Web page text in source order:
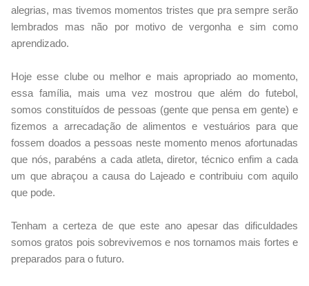
alegrias, mas tivemos momentos tristes que pra sempre serão
lembrados mas não por motivo de vergonha e sim como
aprendizado.
Hoje esse clube ou melhor e mais apropriado ao momento,
essa família, mais uma vez mostrou que além do futebol,
somos constituídos de pessoas (gente que pensa em gente) e
fizemos a arrecadação de alimentos e vestuários para que
fossem doados a pessoas neste momento menos afortunadas
que nós, parabéns a cada atleta, diretor, técnico enfim a cada
um que abraçou a causa do Lajeado e contribuiu com aquilo
que pode.
Tenham a certeza de que este ano apesar das dificuldades
somos gratos pois sobrevivemos e nos tornamos mais fortes e
preparados para o futuro.